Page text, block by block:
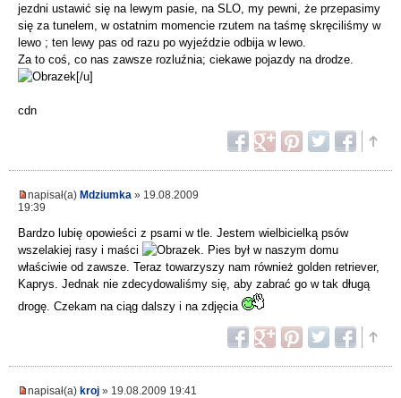
jezdni ustawić się na lewym pasie, na SLO, my pewni, że przepasimy
się za tunelem, w ostatnim momencie rzutem na taśmę skręciliśmy w
lewo ; ten lewy pas od razu po wyjeździe odbija w lewo.
Za to coś, co nas zawsze rozluźnia; ciekawe pojazdy na drodze.
[/u]
cdn
napisał(a) Mdziumka » 19.08.2009
19:39
Bardzo lubię opowieści z psami w tle. Jestem wielbicielką psów
wszelakiej rasy i maści
. Pies był w naszym domu
właściwie od zawsze. Teraz towarzyszy nam również golden retriever,
Kaprys. Jednak nie zdecydowaliśmy się, aby zabrać go w tak długą
drogę. Czekam na ciąg dalszy i na zdjęcia
napisał(a) kroj » 19.08.2009 19:41